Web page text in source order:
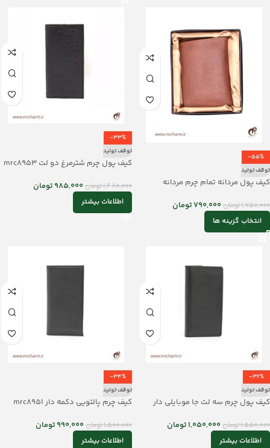
-55%
توقف تولید
کیف پول مردانه تمام چرم مردانه
1,750,000تومان790,000تومان
انتخاب گزینه ها
-33%
توقف تولید
کیف پول چرم شترمرغ دو لت mrc8953
1,480,000تومان985,000تومان
اطلاعات بیشتر
-32%
توقف تولید
کیف پول چرم سه لت جا موبایلی دار
1,550,000تومان1,050,000تومان
اطلاعات بیشتر
-34%
توقف تولید
کیف چرم پالتویی دکمه دار mrc8951
1,500,000تومان990,000تومان
اطلاعات بیشتر